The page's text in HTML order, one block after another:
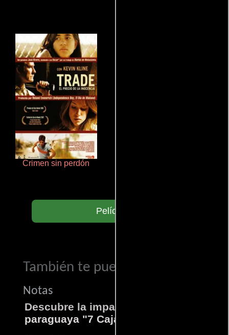
Crimen sin perdón
Películas
También te puede interesar...
Notas
Descubre la impactante película
paraguaya "7 Cajas"